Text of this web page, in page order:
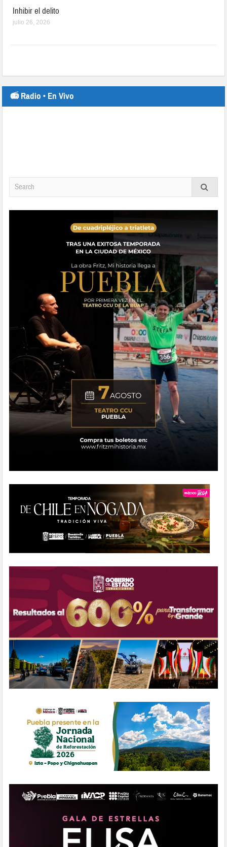
Inhibir el delito
julio 26, 2026
📻 Radio • En Vivo